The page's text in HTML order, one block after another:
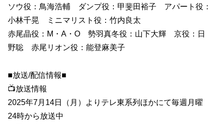
ソウ役：鳥海浩輔 ダンプ役：甲斐田裕子 アパート役：
小林千晃 ミニマリスト役：竹内良太
赤尾晶役：M・A・O 勢羽真冬役：山下大輝 京役：日
野聡 赤尾リオン役：能登麻美子
■放送/配信情報■
📺放送情報
2025年7月14日（月）よりテレ東系列ほかにて毎週月曜
24時から放送中